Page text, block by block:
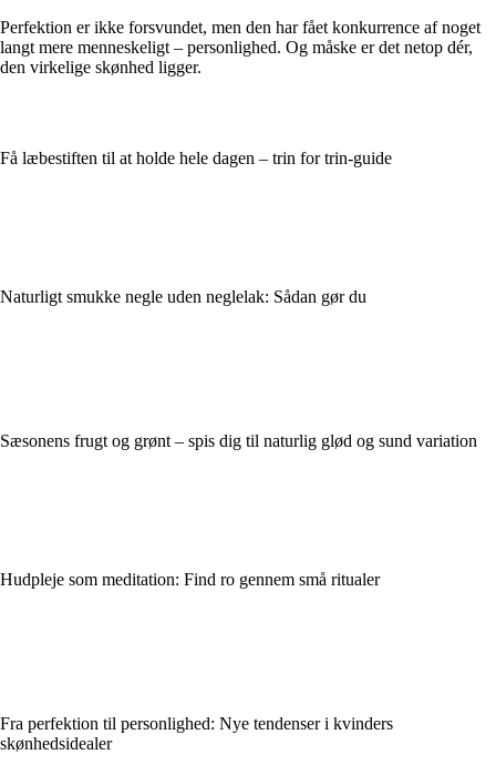
Perfektion er ikke forsvundet, men den har fået konkurrence af noget
langt mere menneskeligt – personlighed. Og måske er det netop dér,
den virkelige skønhed ligger.
Få læbestiften til at holde hele dagen – trin for trin-guide
Naturligt smukke negle uden neglelak: Sådan gør du
Sæsonens frugt og grønt – spis dig til naturlig glød og sund variation
Hudpleje som meditation: Find ro gennem små ritualer
Fra perfektion til personlighed: Nye tendenser i kvinders
skønhedsidealer